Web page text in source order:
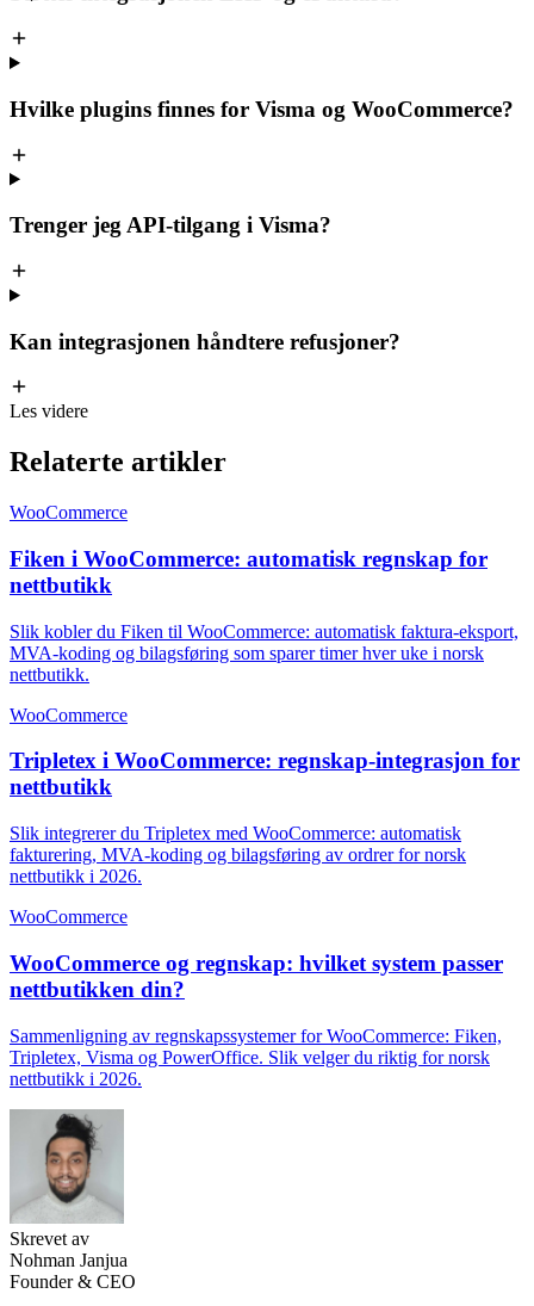
Hvilke plugins finnes for Visma og WooCommerce?
Trenger jeg API-tilgang i Visma?
Kan integrasjonen håndtere refusjoner?
Les videre
Relaterte artikler
WooCommerce
Fiken i WooCommerce: automatisk regnskap for
nettbutikk
Slik kobler du Fiken til WooCommerce: automatisk faktura-eksport,
MVA-koding og bilagsføring som sparer timer hver uke i norsk
nettbutikk.
WooCommerce
Tripletex i WooCommerce: regnskap-integrasjon for
nettbutikk
Slik integrerer du Tripletex med WooCommerce: automatisk
fakturering, MVA-koding og bilagsføring av ordrer for norsk
nettbutikk i 2026.
WooCommerce
WooCommerce og regnskap: hvilket system passer
nettbutikken din?
Sammenligning av regnskapssystemer for WooCommerce: Fiken,
Tripletex, Visma og PowerOffice. Slik velger du riktig for norsk
nettbutikk i 2026.
Skrevet av
Nohman Janjua
Founder & CEO